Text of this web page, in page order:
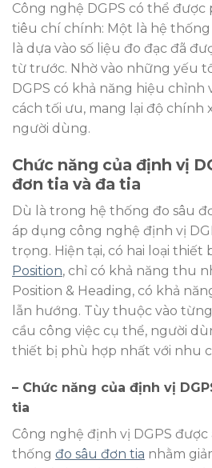
Công nghệ DGPS có thể được
tiêu chí chính: Một là hệ thống
là dựa vào số liệu đo đạc đã
từ trước. Nhờ vào những yếu
DGPS có khả năng hiệu
cách tối ưu, mang lại độ chính
người dùng.
Chức năng của định vị
đơn tia và đa tia
Dù là trong hệ thống đo sâu
áp dụng công nghệ định vị
trọng. Hiện tại, có hai loại thiết
Position, chỉ có khả năng thu
Position & Heading, có khả
lẫn hướng. Tùy thuộc vào
cầu công việc cụ thể, người
thiết bị phù hợp nhất với nhu
– Chức năng của định vị
tia
Công nghệ định vị DGPS
thống đo sâu đơn tia nhằm